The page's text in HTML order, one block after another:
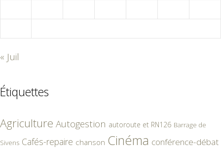
« Juil
Étiquettes
Agriculture Autogestion autoroute et RN126 Barrage de
Sivens Cafés-repaire chanson Cinéma conférence-débat